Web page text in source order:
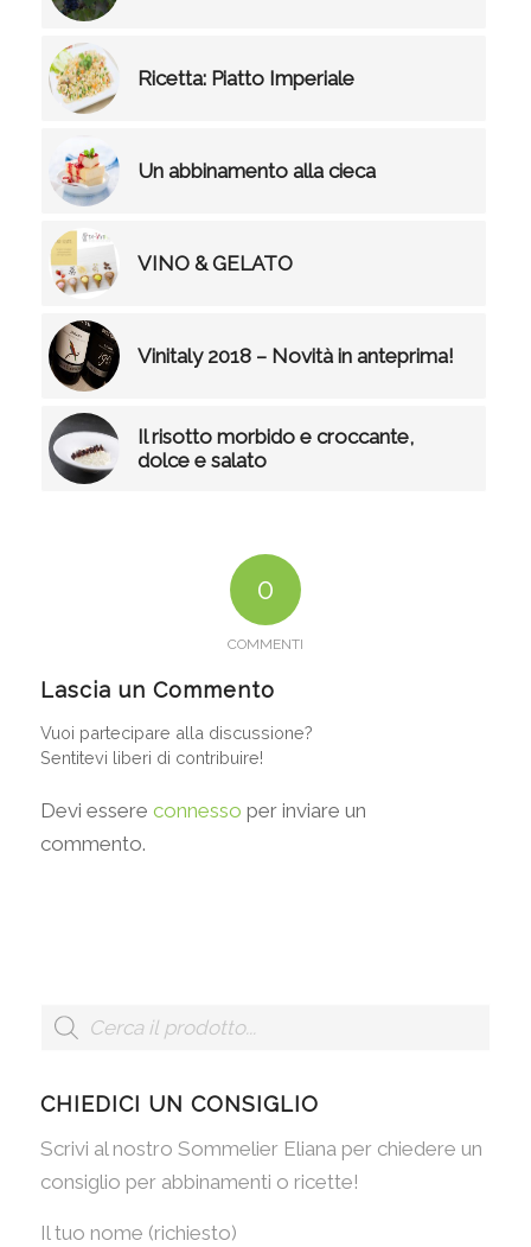
Ricetta: Piatto Imperiale
Un abbinamento alla cieca
VINO & GELATO
Vinitaly 2018 – Novità in anteprima!
Il risotto morbido e croccante,
dolce e salato
0
COMMENTI
Lascia un Commento
Vuoi partecipare alla discussione?
Sentitevi liberi di contribuire!
Devi essere connesso per inviare un
commento.
CHIEDICI UN CONSIGLIO
Scrivi al nostro Sommelier Eliana per chiedere un
consiglio per abbinamenti o ricette!
Il tuo nome (richiesto)